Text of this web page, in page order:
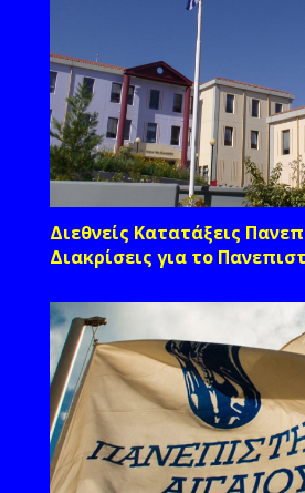
Διεθνείς Κατατάξεις
Διακρίσεις για το